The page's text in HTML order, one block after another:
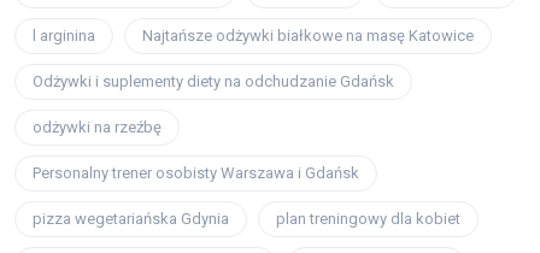
l arginina Najtańsze odżywki białkowe na masę Katowice
Odżywki i suplementy diety na odchudzanie Gdańsk
odżywki na rzeźbę
Personalny trener osobisty Warszawa i Gdańsk
pizza wegetariańska Gdynia plan treningowy dla kobiet